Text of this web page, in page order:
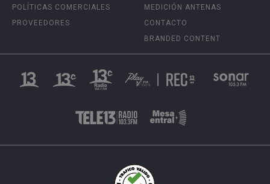
POLÍTICAS COMERCIALES
PROVEEDORES
MEDICIÓN ANTENAS
CONTACTO
BRANDED CONTENT